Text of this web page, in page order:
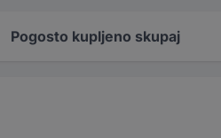
Pogosto kupljeno skupaj